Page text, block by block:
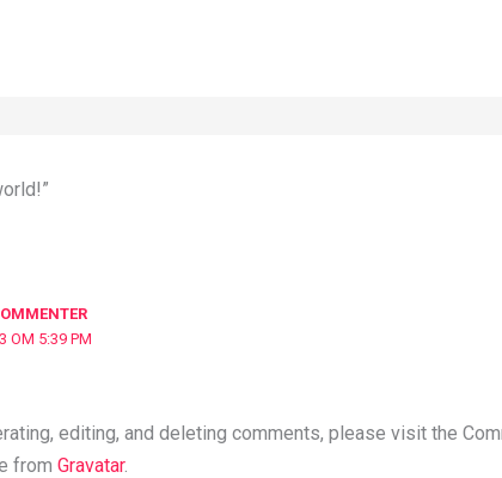
OM 5:39 PM
editing, and deleting comments, please visit the
from Gravatar.